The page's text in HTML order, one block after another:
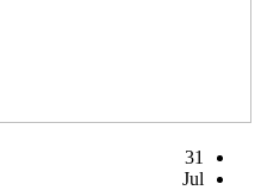
31
Jul